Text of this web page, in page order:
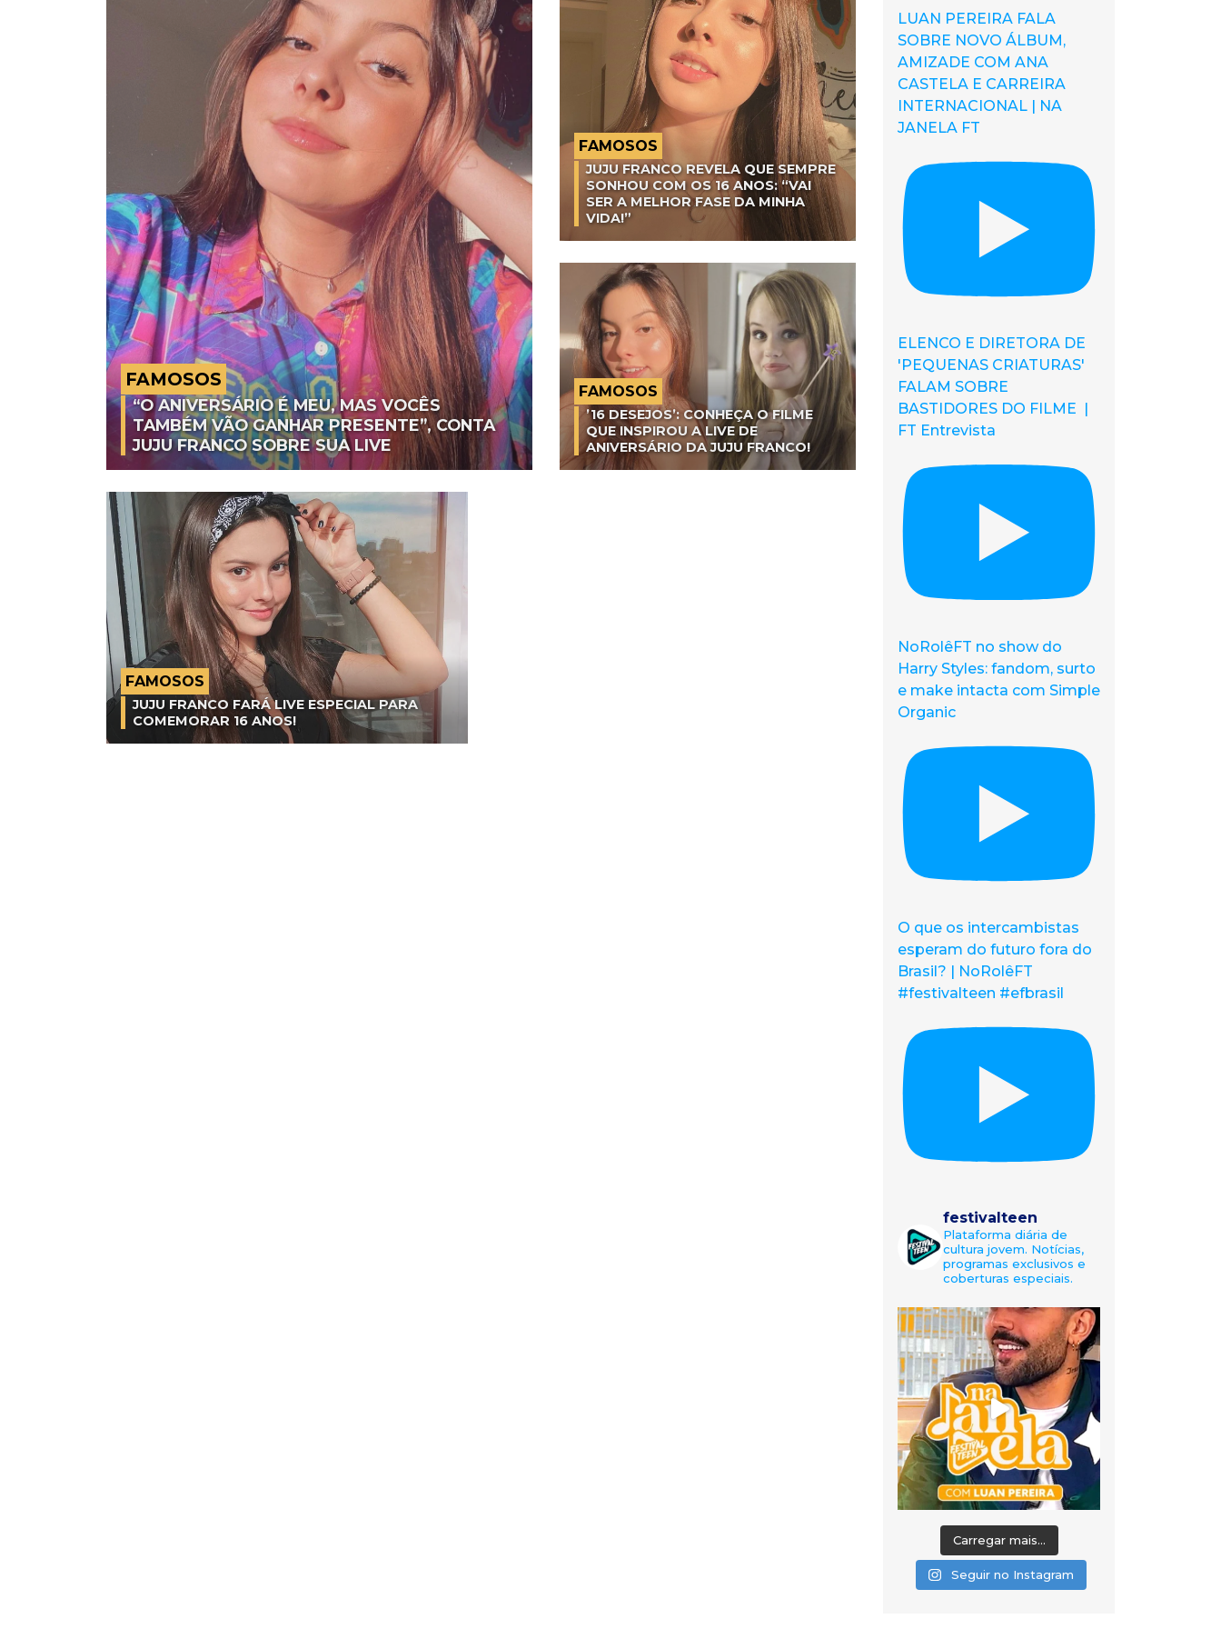
FAMOSOS
“O ANIVERSÁRIO É MEU, MAS VOCÊS
TAMBÉM VÃO GANHAR PRESENTE”, CONTA
JUJU FRANCO SOBRE SUA LIVE
FAMOSOS
JUJU FRANCO REVELA QUE SEMPRE
SONHOU COM OS 16 ANOS: “VAI
SER A MELHOR FASE DA MINHA
VIDA!”
FAMOSOS
’16 DESEJOS’: CONHEÇA O FILME
QUE INSPIROU A LIVE DE
ANIVERSÁRIO DA JUJU FRANCO!
FAMOSOS
JUJU FRANCO FARÁ LIVE ESPECIAL PARA
COMEMORAR 16 ANOS!
LUAN PEREIRA FALA
SOBRE NOVO ÁLBUM,
AMIZADE COM ANA
CASTELA E CARREIRA
INTERNACIONAL | NA
JANELA FT
ELENCO E DIRETORA DE
'PEQUENAS CRIATURAS'
FALAM SOBRE
BASTIDORES DO FILME |
FT Entrevista
NoRolêFT no show do
Harry Styles: fandom, surto
e make intacta com Simple
Organic
O que os intercambistas
esperam do futuro fora do
Brasil? | NoRolêFT
#festivalteen #efbrasil
festivalteen
Plataforma diária de
cultura jovem. Notícias,
programas exclusivos e
coberturas especiais.
Carregar mais...
Seguir no Instagram